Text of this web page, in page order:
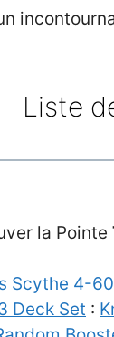
Liste
la Pointe
Scythe 4-
Deck Set :